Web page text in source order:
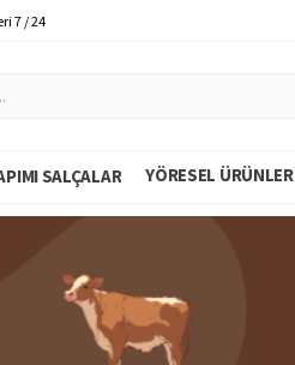
7 / 24
SALÇALAR YÖRESEL ÜRÜNLER